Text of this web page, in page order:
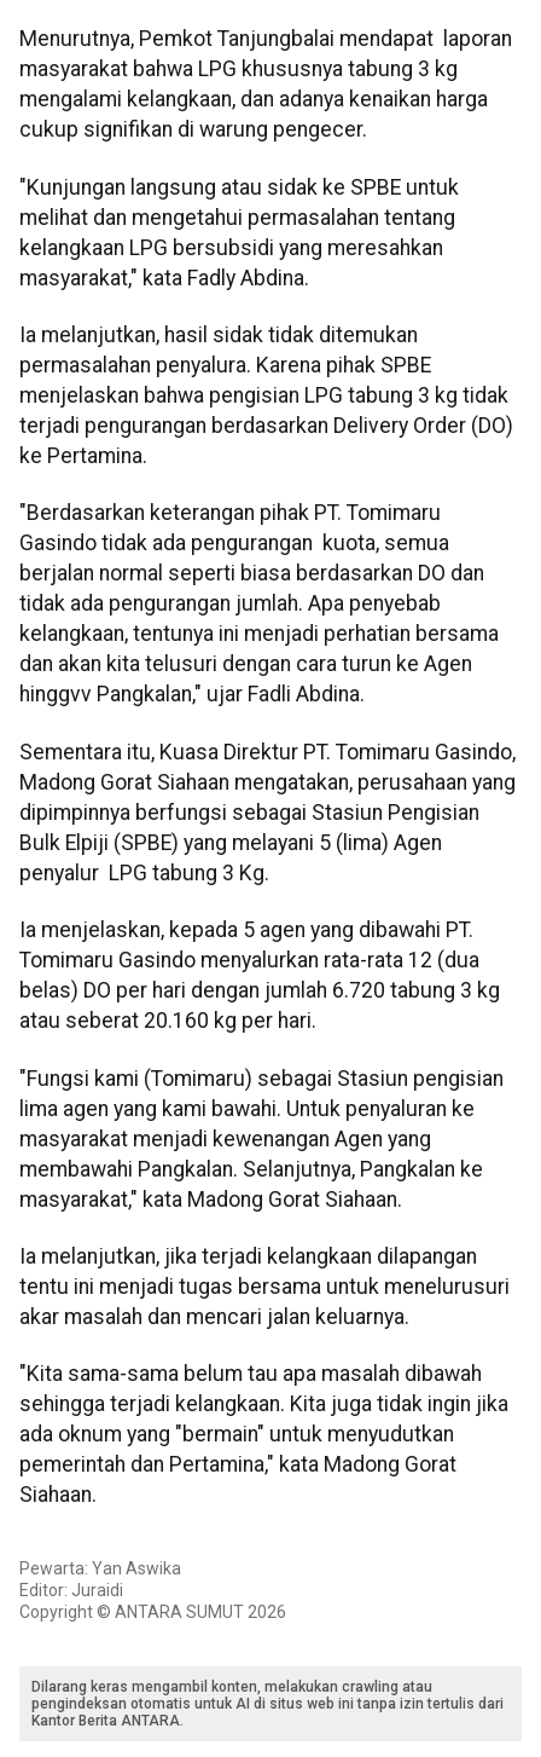
Menurutnya, Pemkot Tanjungbalai mendapat laporan
masyarakat bahwa LPG khususnya tabung 3 kg
mengalami kelangkaan, dan adanya kenaikan harga
cukup signifikan di warung pengecer.
"Kunjungan langsung atau sidak ke SPBE untuk
melihat dan mengetahui permasalahan tentang
kelangkaan LPG bersubsidi yang meresahkan
masyarakat," kata Fadly Abdina.
Ia melanjutkan, hasil sidak tidak ditemukan
permasalahan penyalura. Karena pihak SPBE
menjelaskan bahwa pengisian LPG tabung 3 kg tidak
terjadi pengurangan berdasarkan Delivery Order (DO)
ke Pertamina.
"Berdasarkan keterangan pihak PT. Tomimaru
Gasindo tidak ada pengurangan kuota, semua
berjalan normal seperti biasa berdasarkan DO dan
tidak ada pengurangan jumlah. Apa penyebab
kelangkaan, tentunya ini menjadi perhatian bersama
dan akan kita telusuri dengan cara turun ke Agen
hinggvv Pangkalan," ujar Fadli Abdina.
Sementara itu, Kuasa Direktur PT. Tomimaru Gasindo,
Madong Gorat Siahaan mengatakan, perusahaan yang
dipimpinnya berfungsi sebagai Stasiun Pengisian
Bulk Elpiji (SPBE) yang melayani 5 (lima) Agen
penyalur LPG tabung 3 Kg.
Ia menjelaskan, kepada 5 agen yang dibawahi PT.
Tomimaru Gasindo menyalurkan rata-rata 12 (dua
belas) DO per hari dengan jumlah 6.720 tabung 3 kg
atau seberat 20.160 kg per hari.
"Fungsi kami (Tomimaru) sebagai Stasiun pengisian
lima agen yang kami bawahi. Untuk penyaluran ke
masyarakat menjadi kewenangan Agen yang
membawahi Pangkalan. Selanjutnya, Pangkalan ke
masyarakat," kata Madong Gorat Siahaan.
Ia melanjutkan, jika terjadi kelangkaan dilapangan
tentu ini menjadi tugas bersama untuk menelurusuri
akar masalah dan mencari jalan keluarnya.
"Kita sama-sama belum tau apa masalah dibawah
sehingga terjadi kelangkaan. Kita juga tidak ingin jika
ada oknum yang "bermain" untuk menyudutkan
pemerintah dan Pertamina," kata Madong Gorat
Siahaan.
Pewarta: Yan Aswika
Editor: Juraidi
Copyright © ANTARA SUMUT 2026
Dilarang keras mengambil konten, melakukan crawling atau
pengindeksan otomatis untuk AI di situs web ini tanpa izin tertulis dari
Kantor Berita ANTARA.